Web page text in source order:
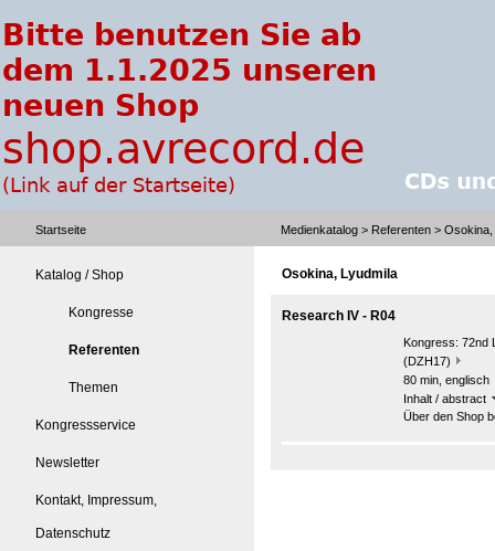
Startseite Medienkatalog > Referenten > Osokina,
Katalog / Shop
Kongresse
Referenten
Themen
Kongressservice
Newsletter
Kontakt, Impressum,
Datenschutz
Osokina, Lyudmila
Research IV - R04
Kongress: 72nd
(DZH17)
80 min, englisch
Inhalt / abstract
Über den Shop